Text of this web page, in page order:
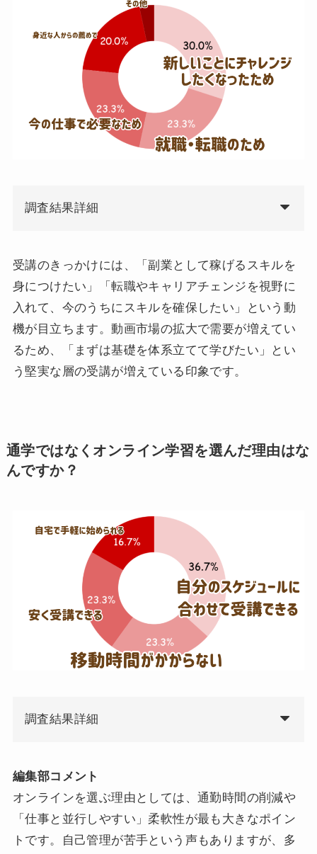
調査結果詳細
受講のきっかけには、「副業として稼げるスキルを
身につけたい」「転職やキャリアチェンジを視野に
入れて、今のうちにスキルを確保したい」という動
機が目立ちます。動画市場の拡大で需要が増えてい
るため、「まずは基礎を体系立てて学びたい」とい
う堅実な層の受講が増えている印象です。
通学ではなくオンライン学習を選んだ理由はな
んですか？
調査結果詳細
編集部コメント
オンラインを選ぶ理由としては、通勤時間の削減や
「仕事と並行しやすい」柔軟性が最も大きなポイン
トです。自己管理が苦手という声もありますが、多